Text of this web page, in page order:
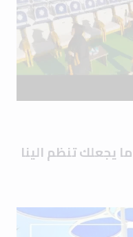
يجعلك تنظم الينا